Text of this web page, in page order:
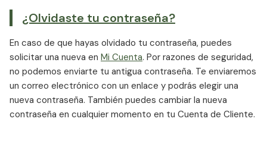
¿Olvidaste tu contraseña?
En caso de que hayas olvidado tu contraseña, puedes
solicitar una nueva en Mi Cuenta. Por razones de seguridad,
no podemos enviarte tu antigua contraseña. Te enviaremos
un correo electrónico con un enlace y podrás elegir una
nueva contraseña. También puedes cambiar la nueva
contraseña en cualquier momento en tu Cuenta de Cliente.